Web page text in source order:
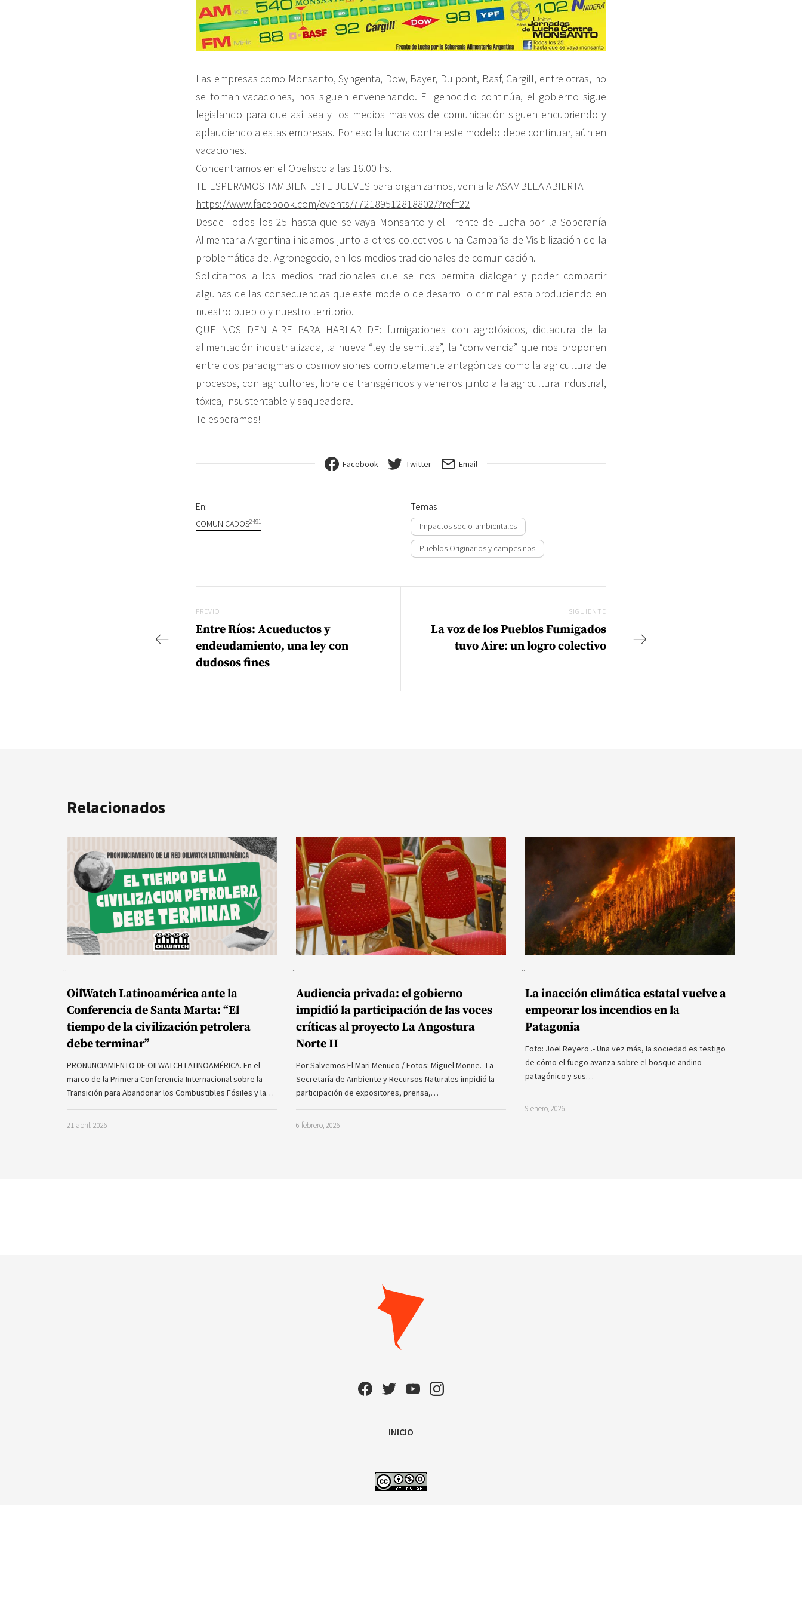
Las empresas como Monsanto, Syngenta, Dow, Bayer, Du pont, Basf, Cargill, entre otras, no
se toman vacaciones, nos siguen envenenando. El genocidio continúa, el gobierno sigue
legislando para que así sea y los medios masivos de comunicación siguen encubriendo y
aplaudiendo a estas empresas. Por eso la lucha contra este modelo debe continuar, aún en
vacaciones.
Concentramos en el Obelisco a las 16.00 hs.
TE ESPERAMOS TAMBIEN ESTE JUEVES para organizarnos, veni a la ASAMBLEA ABIERTA
https://www.facebook.com/events/772189512818802/?ref=22
Desde Todos los 25 hasta que se vaya Monsanto y el Frente de Lucha por la Soberanía
Alimentaria Argentina iniciamos junto a otros colectivos una Campaña de Visibilización de la
problemática del Agronegocio, en los medios tradicionales de comunicación.
Solicitamos a los medios tradicionales que se nos permita dialogar y poder compartir
algunas de las consecuencias que este modelo de desarrollo criminal esta produciendo en
nuestro pueblo y nuestro territorio.
QUE NOS DEN AIRE PARA HABLAR DE: fumigaciones con agrotóxicos, dictadura de la
alimentación industrializada, la nueva “ley de semillas”, la “convivencia” que nos proponen
entre dos paradigmas o cosmovisiones completamente antagónicas como la agricultura de
procesos, con agricultores, libre de transgénicos y venenos junto a la agricultura industrial,
tóxica, insustentable y saqueadora.
Te esperamos!
Facebook Twitter Email
En:
COMUNICADOS2491
Temas
Impactos socio-ambientales
Pueblos Originarios y campesinos
Previo
PREVIO
Entre Ríos: Acueductos y
endeudamiento, una ley con
dudosos fines
SIGUIENTE
La voz de los Pueblos Fumigados
tuvo Aire: un logro colectivo
Relacionados
OilWatch Latinoamérica ante la
Conferencia de Santa Marta: “El
tiempo de la civilización petrolera
debe terminar”
PRONUNCIAMIENTO DE OILWATCH LATINOAMÉRICA. En el
marco de la Primera Conferencia Internacional sobre la
Transición para Abandonar los Combustibles Fósiles y la…
21 abril, 2026
Audiencia privada: el gobierno
impidió la participación de las voces
críticas al proyecto La Angostura
Norte II
Por Salvemos El Mari Menuco / Fotos: Miguel Monne.- La
Secretaría de Ambiente y Recursos Naturales impidió la
participación de expositores, prensa,…
6 febrero, 2026
La inacción climática estatal vuelve a
empeorar los incendios en la
Patagonia
Foto: Joel Reyero .- Una vez más, la sociedad es testigo
de cómo el fuego avanza sobre el bosque andino
patagónico y sus…
9 enero, 2026
INICIO